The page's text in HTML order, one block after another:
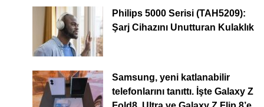
Philips 5000 Serisi (TAH5209):
Şarj Cihazını Unutturan Kulaklık
Samsung, yeni katlanabilir
telefonlarını tanıttı. İşte Galaxy Z